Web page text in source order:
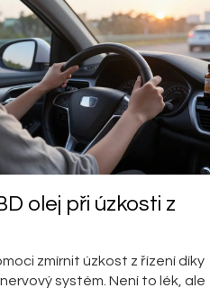
olej při úzkosti z
zmírnit úzkost z řízení díky
systém. Není to lék, ale